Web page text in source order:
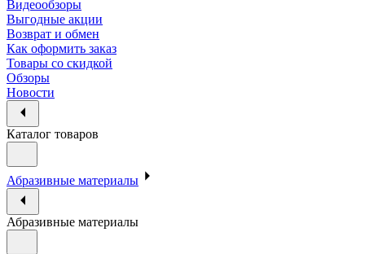
Видеообзоры
Выгодные акции
Возврат и обмен
Как оформить заказ
Товары со скидкой
Обзоры
Новости
Каталог товаров
Абразивные материалы
Абразивные материалы